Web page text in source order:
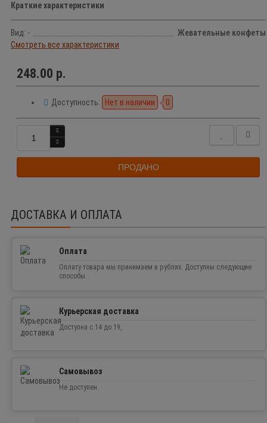
Краткие характеристики
Вид: -
Жевательные конфеты
Смотреть все характеристики
248.00 р.
Доступность: Нет в наличии 0
ПРОДАНО
ДОСТАВКА И ОПЛАТА
Оплата
Оплату товара мы принимаем в рублях. Доступны следующие
способы.
Курьерская доставка
Доступна с 14 до 19,
Самовывоз
Не доступен.